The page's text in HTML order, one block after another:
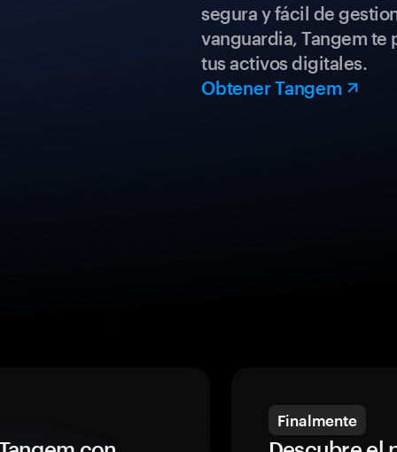
segura y fácil de
vanguardia, Tangem
tus activos digitales.
Obtener Tangem
Finalmente